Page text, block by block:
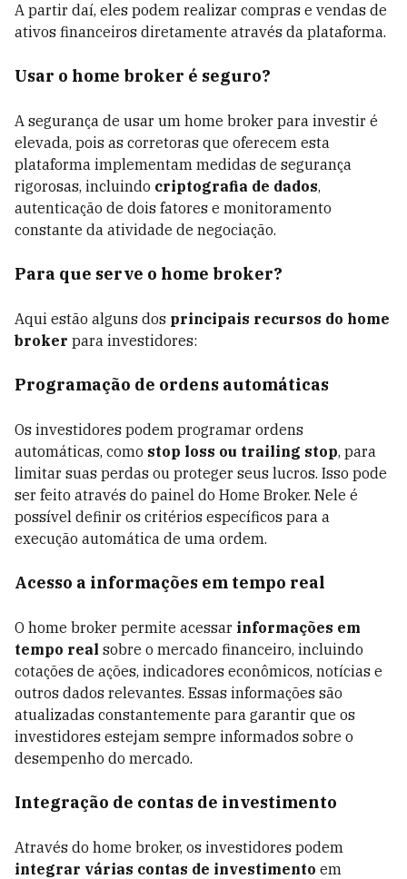
A partir daí, eles podem realizar compras e vendas de
ativos financeiros diretamente através da plataforma.
Usar o home broker é seguro?
A segurança de usar um home broker para investir é
elevada, pois as corretoras que oferecem esta
plataforma implementam medidas de segurança
rigorosas, incluindo criptografia de dados,
autenticação de dois fatores e monitoramento
constante da atividade de negociação.
Para que serve o home broker?
Aqui estão alguns dos principais recursos do home
broker para investidores:
Programação de ordens automáticas
Os investidores podem programar ordens
automáticas, como stop loss ou trailing stop, para
limitar suas perdas ou proteger seus lucros. Isso pode
ser feito através do painel do Home Broker. Nele é
possível definir os critérios específicos para a
execução automática de uma ordem.
Acesso a informações em tempo real
O home broker permite acessar informações em
tempo real sobre o mercado financeiro, incluindo
cotações de ações, indicadores econômicos, notícias e
outros dados relevantes. Essas informações são
atualizadas constantemente para garantir que os
investidores estejam sempre informados sobre o
desempenho do mercado.
Integração de contas de investimento
Através do home broker, os investidores podem
integrar várias contas de investimento em